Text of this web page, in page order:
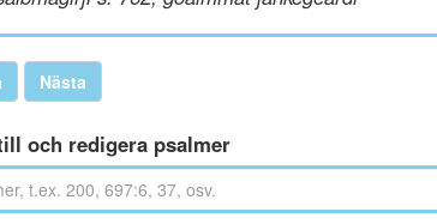
Nästa
och redigera psalmer